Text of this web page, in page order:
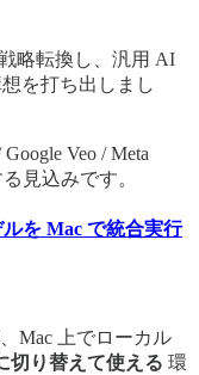
略転換し、汎用 AI
を打ち出しまし
Veo / Meta
見込みです。
を Mac で統合実行
Mac 上でローカル
切り替えて使える 環